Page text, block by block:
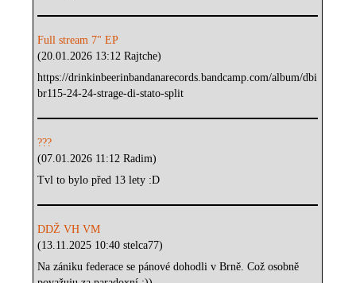
Full stream 7" EP
(20.01.2026 13:12 Rajtche)
https://drinkinbeerinbandanarecords.bandcamp.com/album/dbi
br115-24-24-strage-di-stato-split
???
(07.01.2026 11:12 Radim)
Tvl to bylo před 13 lety :D
DDŽ VH VM
(13.11.2025 10:40 stelca77)
Na zániku federace se pánové dohodli v Brně. Což osobně